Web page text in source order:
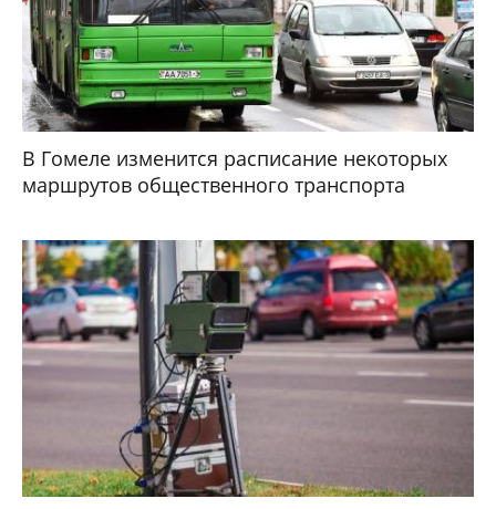
В Гомеле изменится расписание некоторых
маршрутов общественного транспорта